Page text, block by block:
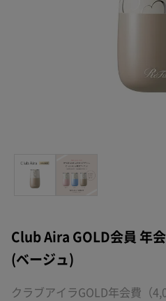
Club Aira GOLD会員 年
(ベージュ)
クラブアイラGOLD年会費（